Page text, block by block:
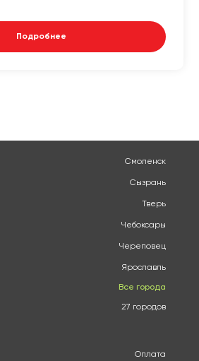
Подробнее
Смоленск
Сызрань
Тверь
Чебоксары
Череповец
Ярославль
Все города
27 городов
Оплата